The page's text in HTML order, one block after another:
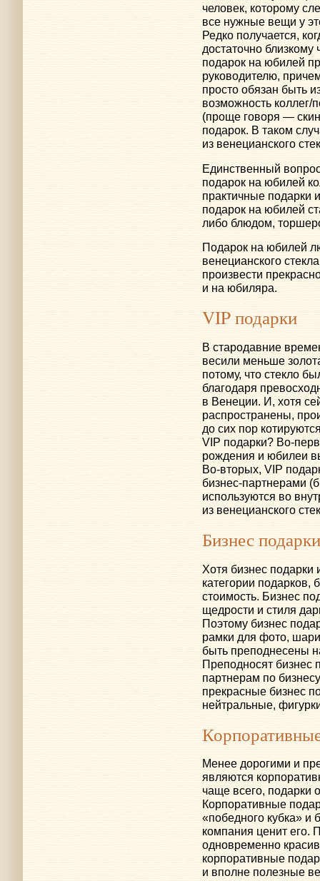
человек, которому
все нужные вещи у
Редко получается,
достаточно
подарок на юбилей
руководителю,
просто обязан быть
возможность коллег/
(проще говоря —
подарок. В таком
из венецианского
Единственный
подарок на юбилей
практичные подарки
подарок на юбилей
либо блюдом,
Подарок на юбилей
венецианского
произвести
и на юбиляра.
VIP подарки
В стародавние
весили меньше
потому, что стекло
благодаря
в Венеции. И, хотя
распространены,
до сих пор
VIP подарки? Во-
рождения и юбилеи
Во-вторых, VIP
бизнес-партнерами
используются во
из венецианского
Бизнес
Хотя бизнес
категории подарков,
стоимость. Бизнес
щедрости и стиля
Поэтому бизнес
рамки для фото,
быть преподнесены
Преподносят бизнес
партнерам по
прекрасные бизнес
нейтральные,
Менее дорогими и
являются
чаще всего, подарки
Корпоративные
«победного кубка» и
компания ценит его.
одновременно
корпоративные
и вполне полезные